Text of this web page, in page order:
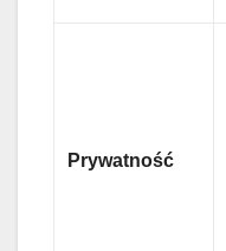
Prywatność